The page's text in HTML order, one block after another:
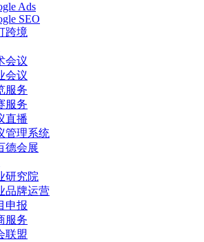
Ads
SEO
跨境
会议
会议
服务
服务
直播
管理系统
德会展
研究院
品牌运营
申报
服务
联盟